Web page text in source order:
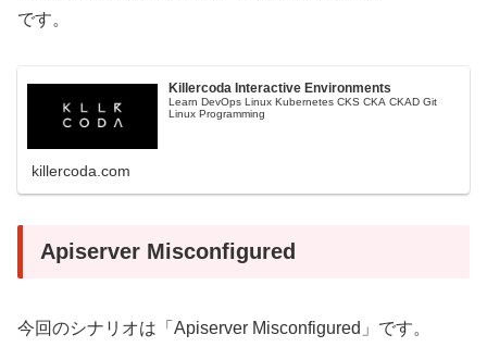
です。
Killercoda Interactive Environments
Learn DevOps Linux Kubernetes CKS CKA CKAD Git
Linux Programming
killercoda.com
Apiserver Misconfigured
今回のシナリオは「Apiserver Misconfigured」です。